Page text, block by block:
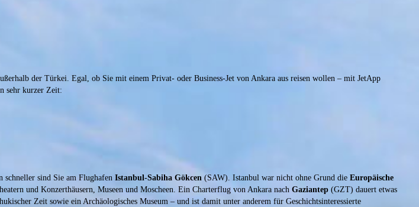
der Türkei. Egal, ob Sie mit einem Privat- oder Business-Jet von Ankara aus reisen wollen – mit JetApp
sehr kurzer Zeit:
sind Sie am Flughafen Istanbul-Sabiha Gökcen (SAW). Istanbul war nicht ohne Grund die Europäische
und Konzerthäusern, Museen und Moscheen. Ein Charterflug von Ankara nach Gaziantep (GZT) dauert etwas
Zeit sowie ein Archäologisches Museum – und ist damit unter anderem für Geschichtsinteressierte